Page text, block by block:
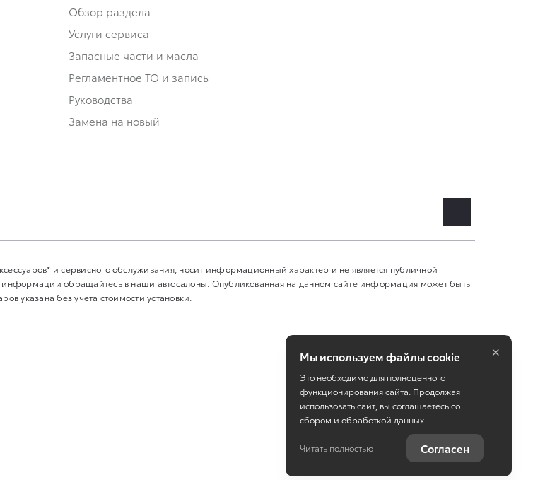
Обзор раздела
Услуги сервиса
Запасные части и масла
Регламентное ТО и запись
Руководства
Замена на новый
и сервисного обслуживания, носит информационный характер и не является публичной
обращайтесь в наши автосалоны. Опубликованная на данном сайте информация может быть
указана без учета стоимости установки.
Работает на технологияхTradeDealer
Мы используем файлы cookie
Это необходимо для полноценного
функционирования сайта. Продолжая
использовать сайт, вы соглашаетесь со
сбором и обработкой данных.
Читать полностью Согласен
×